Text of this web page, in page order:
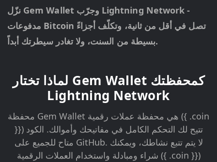
نزّل Gem Wallet وجرّب Lightning Network -
مدفوعات Bitcoin تصل في أقل من ثانية، وتكلّف أجزاءً
بسيطة من السنت، ولا تغادر سيطرتك أبداً.
لماذا تختار Gem Wallet كمحفظتك
Lightning Network
محفظة Gem Wallet هي محفظة عملات رقمية ({ .coin
}}) تتيح لك التحكم الكامل في مفاتيحك وأموالك. الكود
متاح للجميع على GitHub. لا يتم تتبع نشاطك، ويمكنك
شراء ومبادلة واستخدام العملات الرقمية ({ .coin }})